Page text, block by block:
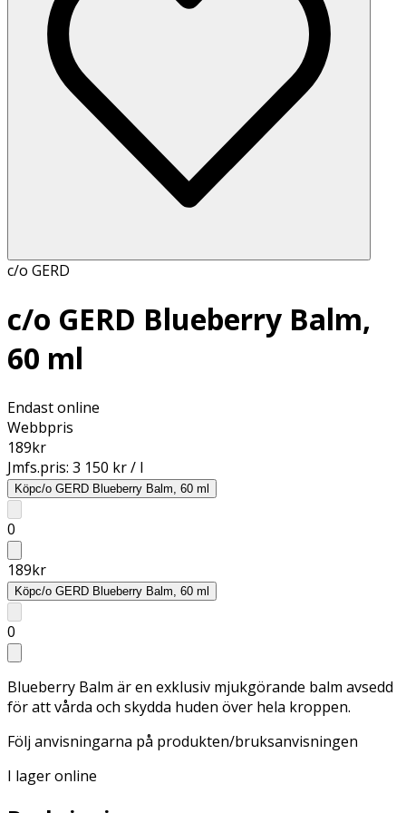
c/o GERD
c/o GERD Blueberry Balm,
60 ml
Endast online
Webbpris
189kr
Jmfs.pris: 3 150 kr / l
Köpc/o GERD Blueberry Balm, 60 ml
0
189kr
Köpc/o GERD Blueberry Balm, 60 ml
0
Blueberry Balm är en exklusiv mjukgörande balm avsedd
för att vårda och skydda huden över hela kroppen.
Följ anvisningarna på produkten/bruksanvisningen
I lager online